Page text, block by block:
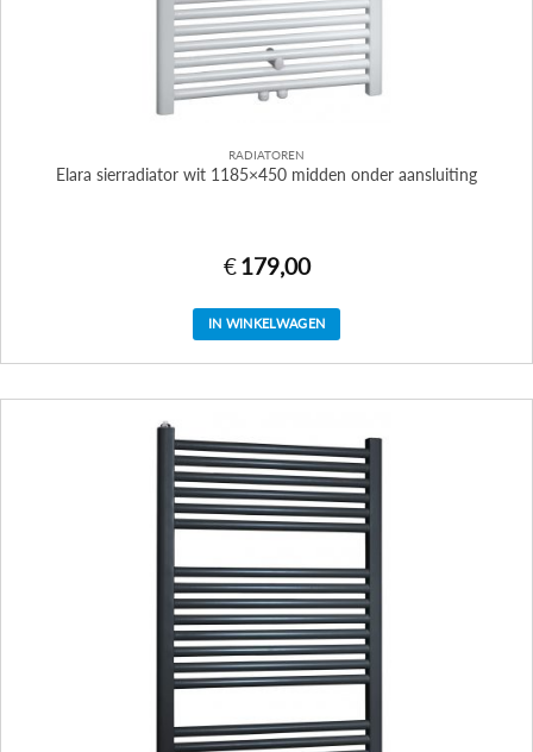
RADIATOREN
Elara sierradiator wit 1185×450 midden onder aansluiting
€ 179,00
IN WINKELWAGEN